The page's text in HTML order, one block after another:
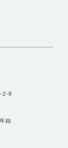
2-8
始